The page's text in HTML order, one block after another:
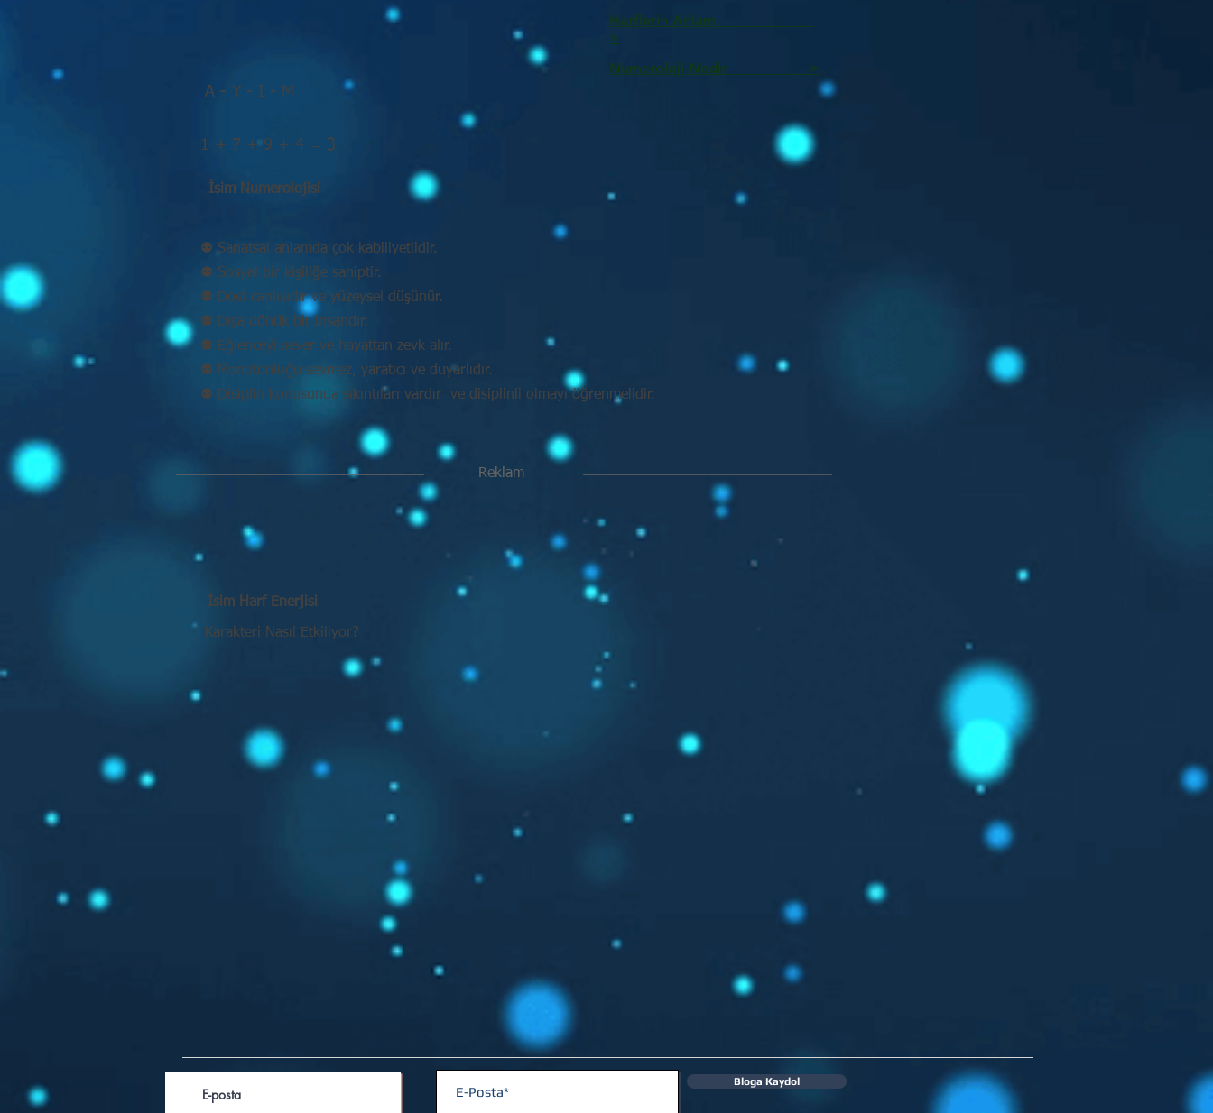
A - Y - I - M
Harflerin Anlamı
>
Numeroloji Nedir_________ >
1 + 7 + 9 + 4 = 3
İsim Numerolojisi
⚉ Sanatsal anlamda çok kabiliyetlidir.
⚉ Sosyal bir kişiliğe sahiptir.
⚉ Dost canlısıdır ve yüzeysel düşünür.
⚉ Dışa dönük bir insandır.
⚉ Eğlenceyi sever ve hayattan zevk alır.
⚉ Monotonluğu sevmez, yaratıcı ve duyarlıdır.
⚉ Disiplin konusunda sıkıntıları vardır ve disiplinli olmayı öğrenmelidir.
Reklam
İsim Harf Enerjisi
Karakteri Nasıl Etkiliyor?
Bloga Kaydol